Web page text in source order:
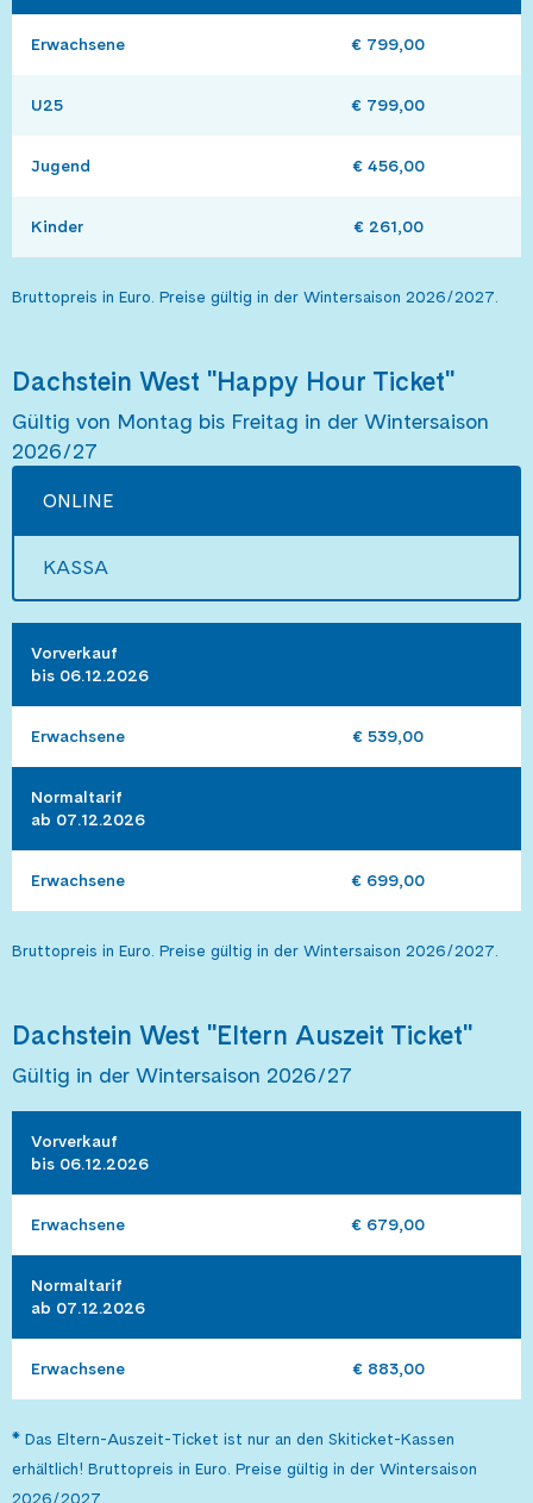
Erwachsene € 799,00
U25 € 799,00
Jugend € 456,00
Kinder € 261,00
Bruttopreis in Euro. Preise gültig in der Wintersaison 2026/2027.
Dachstein West "Happy Hour Ticket"
Gültig von Montag bis Freitag in der Wintersaison
2026/27
ONLINE
KASSA
Vorverkauf
bis 06.12.2026
Erwachsene € 539,00
Normaltarif
ab 07.12.2026
Erwachsene € 699,00
Bruttopreis in Euro. Preise gültig in der Wintersaison 2026/2027.
Dachstein West "Eltern Auszeit Ticket"
Gültig in der Wintersaison 2026/27
Vorverkauf
bis 06.12.2026
Erwachsene € 679,00
Normaltarif
ab 07.12.2026
Erwachsene € 883,00
* Das Eltern-Auszeit-Ticket ist nur an den Skiticket-Kassen
erhältlich! Bruttopreis in Euro. Preise gültig in der Wintersaison
2026/2027.